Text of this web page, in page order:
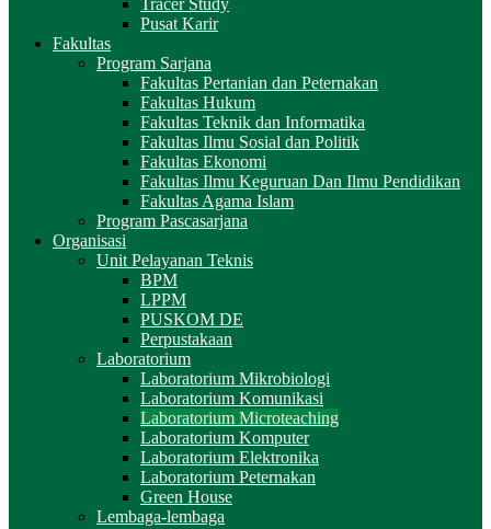
Tracer Study
Pusat Karir
Fakultas
Program Sarjana
Fakultas Pertanian dan Peternakan
Fakultas Hukum
Fakultas Teknik dan Informatika
Fakultas Ilmu Sosial dan Politik
Fakultas Ekonomi
Fakultas Ilmu Keguruan Dan Ilmu Pendidikan
Fakultas Agama Islam
Program Pascasarjana
Organisasi
Unit Pelayanan Teknis
BPM
LPPM
PUSKOM DE
Perpustakaan
Laboratorium
Laboratorium Mikrobiologi
Laboratorium Komunikasi
Laboratorium Microteaching
Laboratorium Komputer
Laboratorium Elektronika
Laboratorium Peternakan
Green House
Lembaga-lembaga